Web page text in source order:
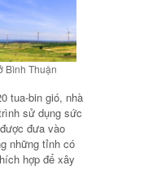
Bình Thuận
tua-bin gió, nhà
sử dụng sức
đưa vào
những tỉnh có
hợp để xây